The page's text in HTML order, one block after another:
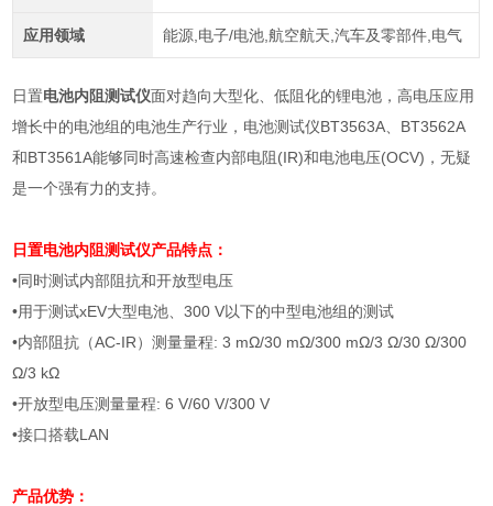
应用领域 能源,电子/电池,航空航天,汽车及零部件,电气
日置电池内阻测试仪面对趋向大型化、低阻化的锂电池，高电压应用
增长中的电池组的电池生产行业，电池测试仪BT3563A、BT3562A
和BT3561A能够同时高速检查内部电阻(IR)和电池电压(OCV)，无疑
是一个强有力的支持。
日置电池内阻测试仪产品特点：
•同时测试内部阻抗和开放型电压
•用于测试xEV大型电池、300 V以下的中型电池组的测试
•内部阻抗（AC-IR）测量量程: 3 mΩ/30 mΩ/300 mΩ/3Ω/30Ω/300
Ω/3 kΩ
•开放型电压测量量程: 6 V/60 V/300 V
•接口搭载LAN
产品优势：